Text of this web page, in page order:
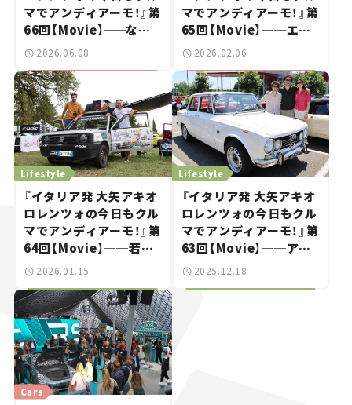
マでアンディアーモ！』第
66回【Movie】──なぜ
「不鮮明」がトレンドに？
に熱視線を注ぐ理由
2026.06.08
マでアンディアーモ！』第
65回【Movie】──エン
ジン版ついに本国で発
2026.02.06
Lifestyle
『イタリア発 大矢アキオ
ロレンツォの今日もクル
マでアンディアーモ！』第
64回【Movie】──若人
よ、魔改造パンダで砂漠
2026.01.15
Lifestyle
『イタリア発 大矢アキオ
ロレンツォの今日もクル
マでアンディアーモ！』第
63回【Movie】──アル
ファ・ロメオ115周年祭
2025.12.18
Cars